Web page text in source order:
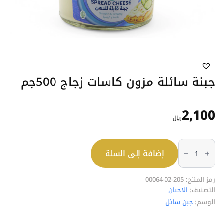
جبنة سائلة مزون كاسات زجاج 500جم
2,100﷼
كمية
سائلة
كاسات
زجاج
500جم
إضافة إلى السلة
رمز المنتج: 205-02-00064
التصنيف: الاجبان
الوسم: جبن سائل